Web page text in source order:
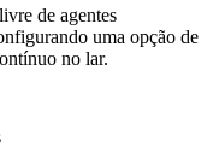
de agentes
uma opção de
no lar.